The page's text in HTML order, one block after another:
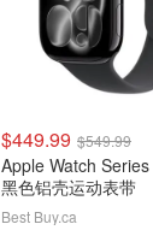
$449.99 $549.99
Apple Watch
黑色铝壳运动表带
Best Buy.ca